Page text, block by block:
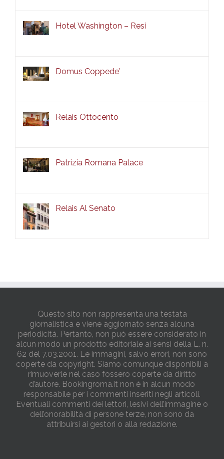
Hotel Washington – Resi
Domus Coppede’
Relais Ottocento
Patrizia Romana Palace
Relais Al Senato
Questo sito non rappresenta una testata
giornalistica e viene aggiornato senza alcuna
periodicità. Pertanto, non può essere considerato in
alcun modo un prodotto editoriale ai sensi della L. n.
62 del 7.03.2001. Le immagini, salvo errori, non sono
coperte da copyright. Siamo comunque disponibili a
rimuoverle nel caso fossero coperte da diritto
d’autore. Bookingroma.it non è in alcun modo
responsabile per i commenti inseriti negli articoli.
Eventuali commenti dei lettori, lesivi dell’immagine o
dell’onorabilità di persone terze, non sono da
attribuirsi ai gestori o alla redazione.